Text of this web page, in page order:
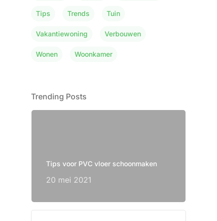
Tips Trends Tuin
Vakantiewoning Verbouwen
Wonen Woonkamer
Trending Posts
Tips voor PVC vloer schoonmaken
20 mei 2021